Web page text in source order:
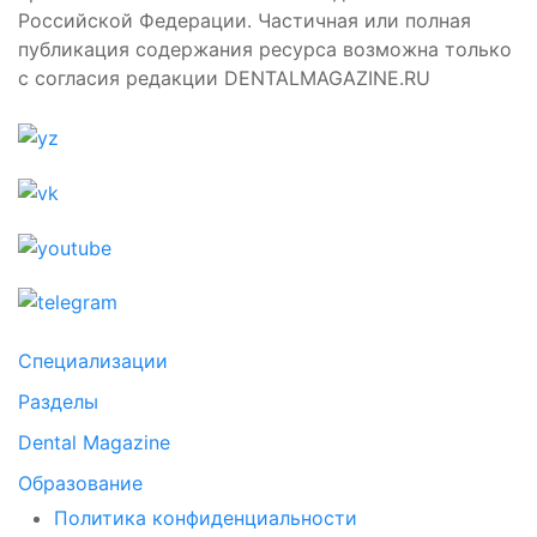
Российской Федерации. Частичная или полная
публикация содержания ресурса возможна только
с согласия редакции DENTALMAGAZINE.RU
Специализации
Разделы
Dental Magazine
Образование
Политика конфиденциальности